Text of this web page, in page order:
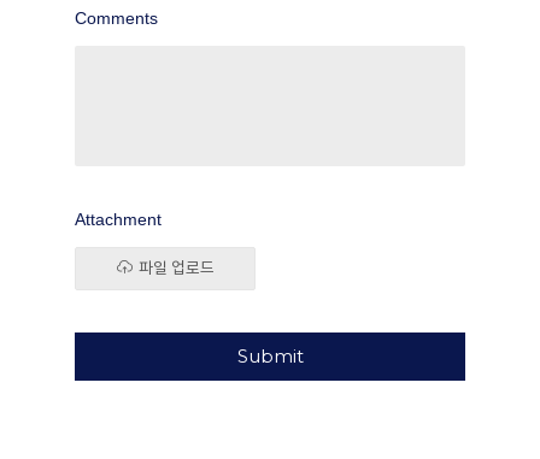
Comments
Attachment
파일 업로드
Submit